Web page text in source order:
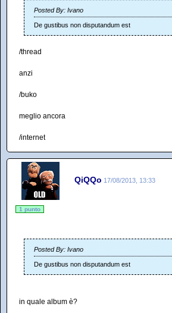
Posted By: Ivano
De gustibus non disputandum est
/thread
anzi
/buko
meglio ancora
/internet
QiQQo 17/08/2013, 13:33
1 punto
Posted By: Ivano
De gustibus non disputandum est
in quale album è?